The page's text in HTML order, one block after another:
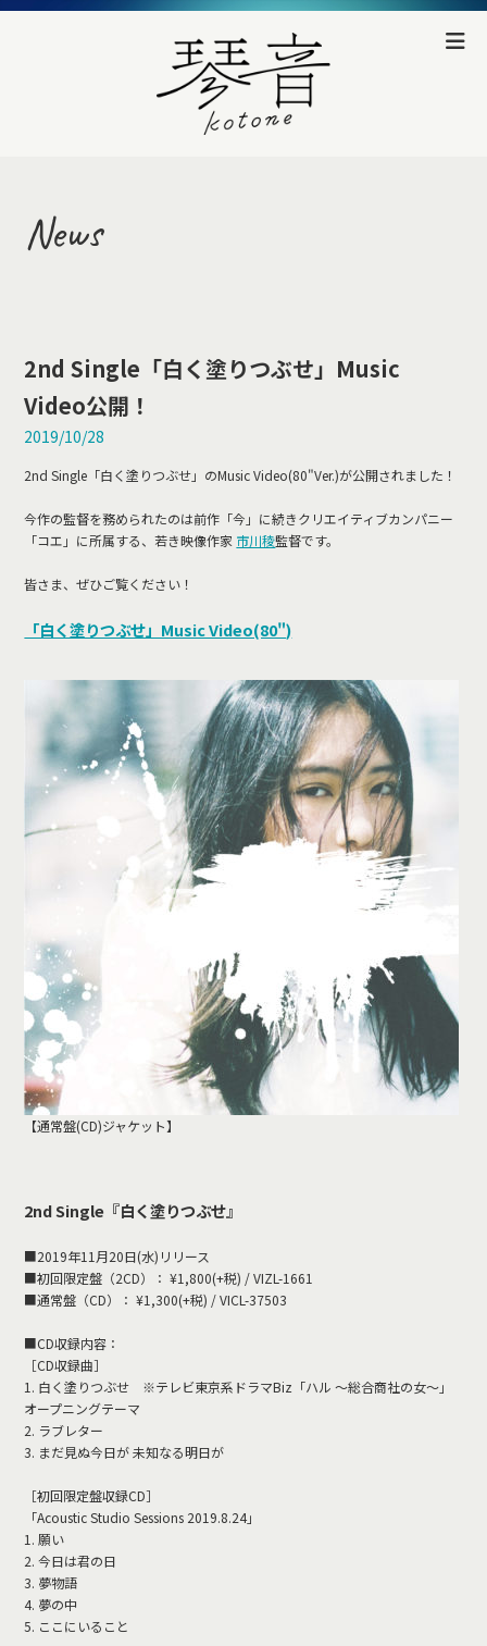
News
2nd Single「白く塗りつぶせ」Music
Video公開！
2019/10/28
2nd Single「白く塗りつぶせ」のMusic Video(80"Ver.)が公開されました！
今作の監督を務められたのは前作「今」に続きクリエイティブカンパニー
「コエ」に所属する、若き映像作家 市川稜監督です。
皆さま、ぜひご覧ください！
「白く塗りつぶせ」Music Video(80")
【通常盤(CD)ジャケット】
2nd Single『白く塗りつぶせ』
■2019年11月20日(水)リリース
■初回限定盤（2CD）： ¥1,800(+税) / VIZL-1661
■通常盤（CD）： ¥1,300(+税) / VICL-37503
■CD収録内容：
［CD収録曲］
1. 白く塗りつぶせ ※テレビ東京系ドラマBiz「ハル ～総合商社の女～」
オープニングテーマ
2. ラブレター
3. まだ見ぬ今日が 未知なる明日が
［初回限定盤収録CD］
「Acoustic Studio Sessions 2019.8.24」
1. 願い
2. 今日は君の日
3. 夢物語
4. 夢の中
5. ここにいること